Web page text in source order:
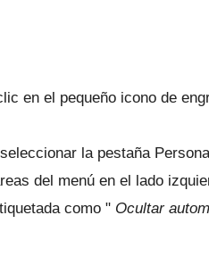
en el pequeño icono de
la pestaña
del menú en el lado
como " Ocultar